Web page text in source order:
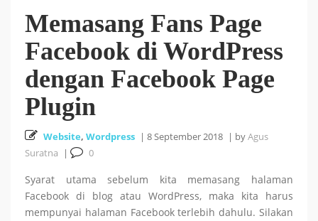
Cara Install HUSTOJ (HUST Online Judge) di Ubuntu
24.04 LTS 26 October 2025
Cara Mencari Jurnal dengan mudah di Publish or Perish
5 October 2025
September 2025
Memasang Fans Page
Facebook di WordPress
dengan Facebook Page
Plugin
Website, Wordpress | 8 September 2018 | byAgus
Suratna
| 0
Syarat utama sebelum kita memasang halaman
Facebook di blog atau WordPress, maka kita harus
mempunyai halaman Facebook terlebih dahulu. Silakan